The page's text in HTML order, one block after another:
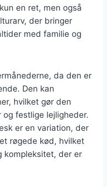
en ret, men også
der bringer
med familie og
da den er
Den kan
hvilket gør den
festlige lejligheder.
er en variation, der
røgede kød, hvilket
kompleksitet, der er